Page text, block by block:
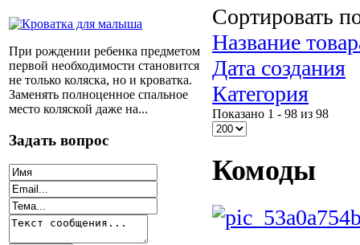
При рождении ребенка предметом
первой необходимости становится
не только коляска, но и кроватка.
Заменять полноценное спальное
место коляской даже на...
Задать вопрос
Сортировать
Название
Дата создания
Категория
Показано 1 - 98 из 98
Комоды